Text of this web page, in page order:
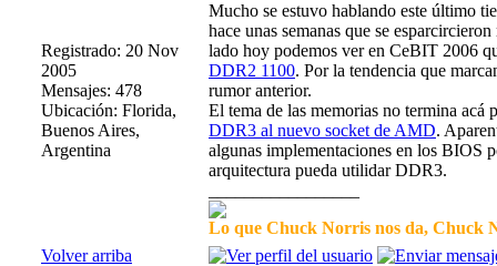
Registrado: 20 Nov
2005
Mensajes: 478
Ubicación: Florida,
Buenos Aires,
Argentina
Mucho se estuvo hablando este último
hace unas semanas que se
lado hoy podemos ver en CeBIT 2006
DDR2 1100. Por la tendencia que
rumor anterior.
El tema de las memorias no termina acá
DDR3 al nuevo socket de AMD.
algunas implementaciones en los BIOS
arquitectura pueda utilidar DDR3.
Lo que Chuck Norris nos da, Chuck
Volver arriba